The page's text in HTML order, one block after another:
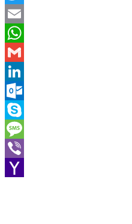
Twitter
Email
WhatsApp
Gmail
LinkedIn
Outlook.com
Skype
Message
Viber